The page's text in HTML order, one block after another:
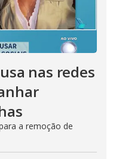
nas redes
a remoção de